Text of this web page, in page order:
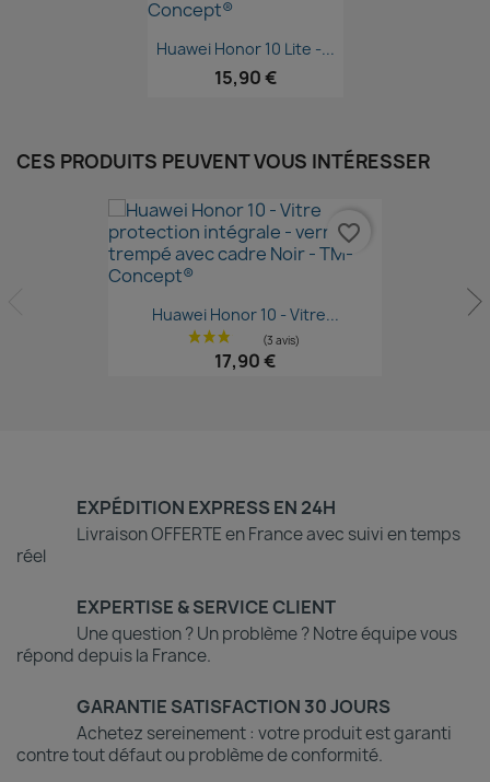
Aperçu rapide
Huawei Honor 10 Lite -...
15,90 €
CES PRODUITS PEUVENT VOUS INTÉRESSER
Aperçu rapide
Huawei Honor 10 - Vitre...
17,90 €
favorite_border
EXPÉDITION EXPRESS EN 24H
Livraison OFFERTE en France avec suivi en temps
réel
EXPERTISE & SERVICE CLIENT
Une question ? Un problème ? Notre équipe vous
répond depuis la France.
GARANTIE SATISFACTION 30 JOURS
Achetez sereinement : votre produit est garanti
contre tout défaut ou problème de conformité.